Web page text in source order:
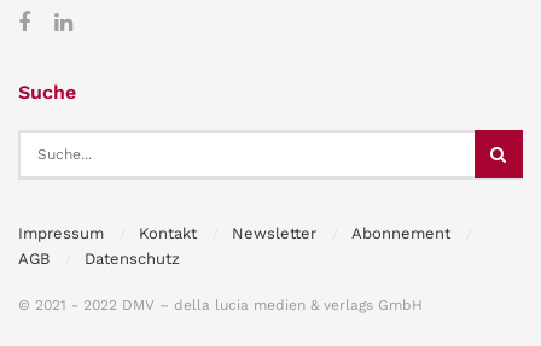
Suche
Impressum Kontakt Newsletter
Abonnement
AGB
Datenschutz
© 2021 - 2022 DMV – della lucia medien & verlags GmbH